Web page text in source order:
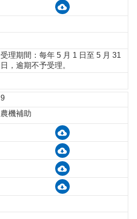
受理期間：每年 5 月 1 日至 5 月 31
日，逾期不予受理。
9
農機補助